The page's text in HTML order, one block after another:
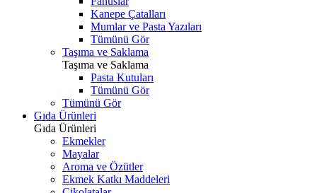
Kanepe Çatalları
Mumlar ve Pasta Yazıları
Tümünü Gör
Taşıma ve Saklama
Taşıma ve Saklama
Pasta Kutuları
Tümünü Gör
Tümünü Gör
Gıda Ürünleri
Gıda Ürünleri
Ekmekler
Mayalar
Aroma ve Özütler
Ekmek Katkı Maddeleri